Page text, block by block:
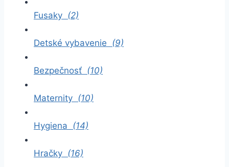
Fusaky (2)
Detské vybavenie (9)
Bezpečnosť (10)
Maternity (10)
Hygiena (14)
Hračky (16)